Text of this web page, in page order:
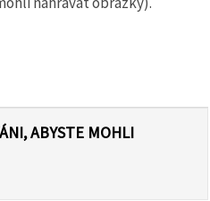
ABYSTE MOHLI